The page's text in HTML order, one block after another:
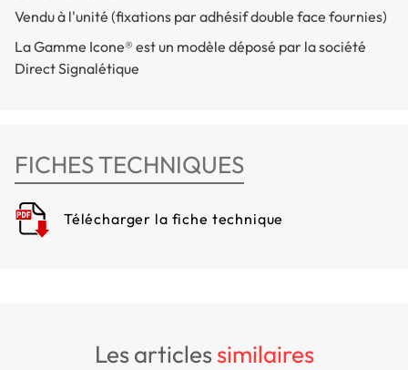
Vendu à l'unité (fixations par adhésif double face fournies)
La Gamme Icone® est un modèle déposé par la société
Direct Signalétique
FICHES TECHNIQUES
Télécharger la fiche technique
les articlessimilaires